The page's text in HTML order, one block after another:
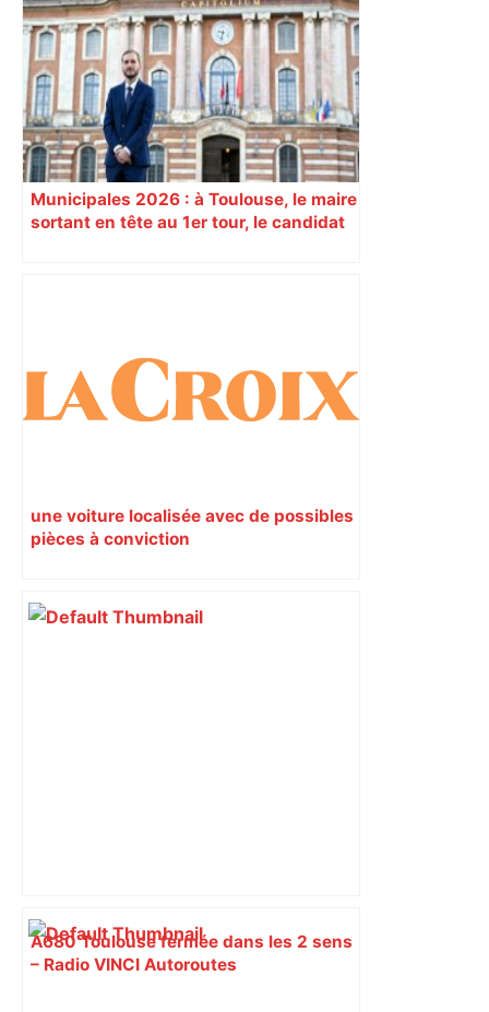
Municipales 2026 : à Toulouse, le maire
sortant en tête au 1er tour, le candidat
une voiture localisée avec de possibles
pièces à conviction
A680 Toulouse fermée dans les 2 sens
– Radio VINCI Autoroutes